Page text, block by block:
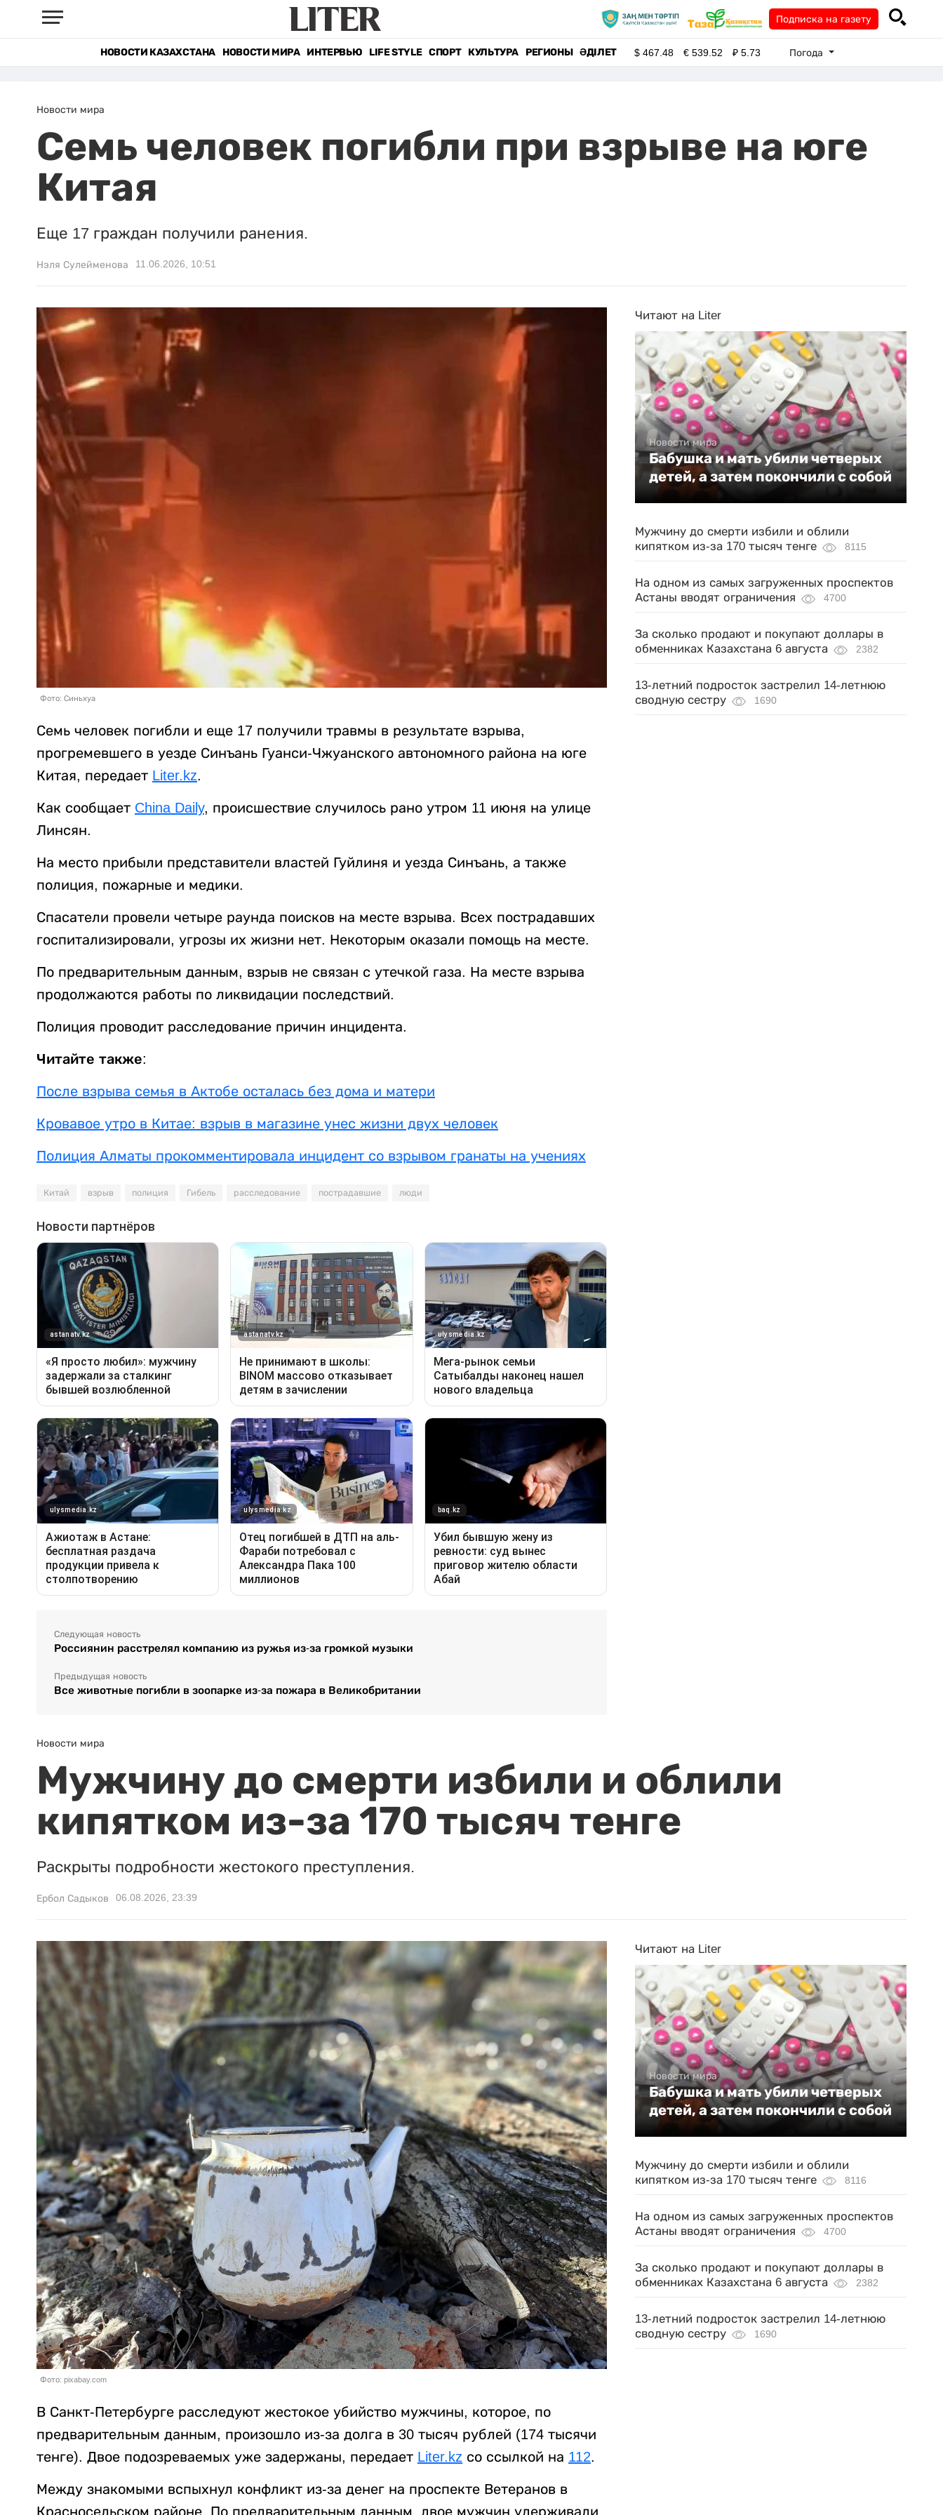
Подписка на газету
НОВОСТИ КАЗАХСТАНА НОВОСТИ МИРА ИНТЕРВЬЮ LIFE STYLE СПОРТ КУЛЬТУРА РЕГИОНЫ ӘДІЛЕТ $467.48 €539.52 ₽5.73 Погода
Новости мира
Семь человек погибли при взрыве на юге
Китая
Еще 17 граждан получили ранения.
Нэля Сулейменова 11.06.2026, 10:51
Фото: Синьхуа
Семь человек погибли и еще 17 получили травмы в результате взрыва,
прогремевшего в уезде Синъань Гуанси-Чжуанского автономного района на юге
Китая, передает Liter.kz.
Как сообщает China Daily, происшествие случилось рано утром 11 июня на улице
Линсян.
На место прибыли представители властей Гуйлиня и уезда Синъань, а также
полиция, пожарные и медики.
Спасатели провели четыре раунда поисков на месте взрыва. Всех пострадавших
госпитализировали, угрозы их жизни нет. Некоторым оказали помощь на месте.
По предварительным данным, взрыв не связан с утечкой газа. На месте взрыва
продолжаются работы по ликвидации последствий.
Полиция проводит расследование причин инцидента.
Читайте также:
После взрыва семья в Актобе осталась без дома и матери
Кровавое утро в Китае: взрыв в магазине унес жизни двух человек
Полиция Алматы прокомментировала инцидент со взрывом гранаты на учениях
Китай взрыв полиция Гибель расследование пострадавшие люди
Следующая новость
Россиянин расстрелял компанию из ружья из-за громкой музыки
Предыдущая новость
Все животные погибли в зоопарке из-за пожара в Великобритании
Читают на Liter
Новости мира
Бабушка и мать убили четверых
детей, а затем покончили с собой
Мужчину до смерти избили и облили
кипятком из-за 170 тысяч тенге
8115
На одном из самых загруженных проспектов
Астаны вводят ограничения
4700
За сколько продают и покупают доллары в
обменниках Казахстана 6 августа
2382
13-летний подросток застрелил 14-летнюю
сводную сестру
1690
Новости мира
Мужчину до смерти избили и облили
кипятком из-за 170 тысяч тенге
Раскрыты подробности жестокого преступления.
Ербол Садыков 06.08.2026, 23:39
Фото: pixabay.com
В Санкт-Петербурге расследуют жестокое убийство мужчины, которое, по
предварительным данным, произошло из-за долга в 30 тысяч рублей (174 тысячи
тенге). Двое подозреваемых уже задержаны, передает Liter.kz со ссылкой на 112.
Между знакомыми вспыхнул конфликт из-за денег на проспекте Ветеранов в
Красносельском районе. По предварительным данным, двое мужчин удерживали
Читают на Liter
Новости мира
Бабушка и мать убили четверых
детей, а затем покончили с собой
Мужчину до смерти избили и облили
кипятком из-за 170 тысяч тенге
8116
На одном из самых загруженных проспектов
Астаны вводят ограничения
4700
За сколько продают и покупают доллары в
обменниках Казахстана 6 августа
2382
13-летний подросток застрелил 14-летнюю
сводную сестру
1690